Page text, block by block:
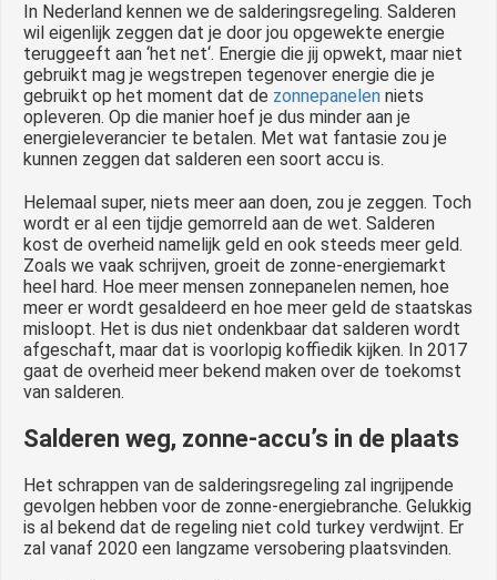
In Nederland kennen we de salderingsregeling. Salderen
wil eigenlijk zeggen dat je door jou opgewekte energie
teruggeeft aan ‘het net‘. Energie die jij opwekt, maar niet
gebruikt mag je wegstrepen tegenover energie die je
gebruikt op het moment dat de zonnepanelen niets
opleveren. Op die manier hoef je dus minder aan je
energieleverancier te betalen. Met wat fantasie zou je
kunnen zeggen dat salderen een soort accu is.
Helemaal super, niets meer aan doen, zou je zeggen. Toch
wordt er al een tijdje gemorreld aan de wet. Salderen
kost de overheid namelijk geld en ook steeds meer geld.
Zoals we vaak schrijven, groeit de zonne-energiemarkt
heel hard. Hoe meer mensen zonnepanelen nemen, hoe
meer er wordt gesaldeerd en hoe meer geld de staatskas
misloopt. Het is dus niet ondenkbaar dat salderen wordt
afgeschaft, maar dat is voorlopig koffiedik kijken. In 2017
gaat de overheid meer bekend maken over de toekomst
van salderen.
Salderen weg, zonne-accu’s in de plaats
Het schrappen van de salderingsregeling zal ingrijpende
gevolgen hebben voor de zonne-energiebranche. Gelukkig
is al bekend dat de regeling niet cold turkey verdwijnt. Er
zal vanaf 2020 een langzame versobering plaatsvinden.